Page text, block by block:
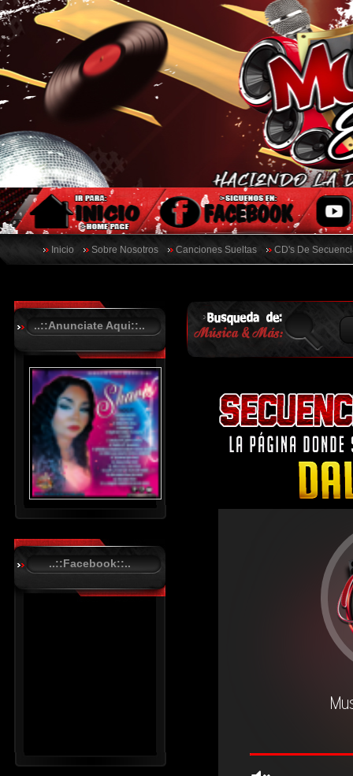
Inicio Sobre Nosotros Canciones Sueltas CD's De
..::Anunciate Aqui::..
..::Facebook::..